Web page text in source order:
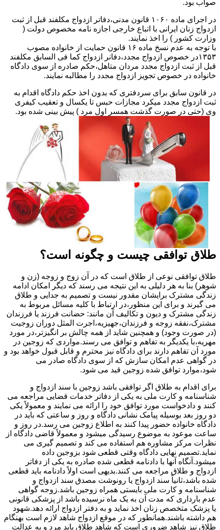
صواب بود.
در اجرای ماده ۱۰۶۰ قانون مدنی،دفاتر ازدواج مکلفند قبل از ثبت
ازدواج زنان ایرانی با اتباع خارجی اجازه نامه مخصوص دولت (
وزارت کشور ) را اخذ نمایند.
با توجه به عدم نسخ ماده ۱۶ قانون حمایت از خانواده مصوب
۱۳۵۳در خصوص ازدواج مجدد،دفانر ازدواج کما فی السابق مکلفند
قبل از ثبت ازدواج مجدد مردان متاهل،حکم صادره از سوی دادگاه
خانواده در خصوص تجویز ازدواج مجدد را مطالبه نمایند.
در قانون سابق برای سردفتری که بدون اخذ حکم دادگاه اقدام به
ثبت ازدواج مجدد میکرد مجازات حبس تا یکسال و تعقیب کیفری
وی (حتی در صورت گذشت همسر اول مرد ) پیش بینی شده بود.
طلاق توافقی چیست و چگونه است؟
طلاق توافقی نوعی از طلاق است که در آن زوج و زوجه (زن و
شوهر) بنا به هر دلیلی به این نتیجه می رسند که دیگر امکان ادامه
زندگی مشترک برایشان مقدور نیست و تصمیم به جدایی و طلاق
می گیرند و برای این منظور،در ارتباط با کلیه مسائل مربوط به
زندگی مشترک و دیون و تکالیف آن مانند: حضانت فرزند یا فرزندان
مشترک،نفقه زوجه و فرزندان،جهیزیه،اجرت المثل دوران زوجیت
(در صورت وجود) و همچنین شاید از همه چالش بر انگیزتر،در مورد
مهریه،با یکدیگر به تفاهم و توافق می رسند.مواردی که زوجین در
مورد آن تفاهم دارند برای دادگاه نیز محترم و قابل قبول خواهد بود و
در گواهی عدم امکان سازش که از سوی دادگاه صادر می
شود،موارد توافق شده زوجین قید می شود.
برای اقدام به طلاق اگر توافقی باشد زوجین با سند ازدواج و
شناسنامه و کارت ملی به یکی از دفاتر خدمات قضایی مراجعه می
کنند و دادخواست مورد توافق خود را ارائه می نمایند و معمولاً یکی
دو روز بعد بوسیله پیامک نشانی دادگاه و روز و ساعتی که باید در
دادگاه خانواده حضور پیدا کنند به اطلاع زوجین می رسد.در روز و
ساعت موعود به موضوع رسیدگی میشود و معمولاً قاضی دادگاه از
نظرات مرکز مشاوره هم استفاده می کند و تصمیم گیری می
نماید.تصمیم نهایی دادگاه وقتی قطعی شود بزوجین داده
میشود.آنگاه آنها با دادنامه قطعی شده صادره به یکی از دفاتر
ازدواج و طلاق مراجعه می کنند.بدیهی است اولاً دادنامه باید قطعی
شده باشد،ثانیاً سند ازدواج یا رونوشت مصدق سند ازدواج و
شناسنامه و کارت ملی بایستی همراه زوجین باشد.زوجه گواهی
عدم بارداری که مدت آن به یک ماه نرسیده باشد از پزشکی قانونی
یا پزشک متخصص زنان اخذ نماید و به دفتر ازدواج ارائه دهد.شهود
هم داشته باشند.همانطور که در موقع ازدواج شاهد لازم است بهنگام
طلاق نیز شاهد ضروری است که شاهد طلاق باید مرد و به عدالت